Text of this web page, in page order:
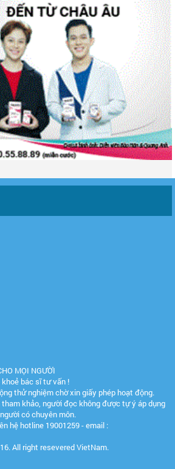
MỌI NGƯỜI
bác sĩ tư vấn !
thử nghiệm chờ xin giấy phép hoạt động.
khảo, người đọc không được tự ý áp dụng
có chuyên môn.
hệ hotline 19001259 - email :
All right resevered VietNam.